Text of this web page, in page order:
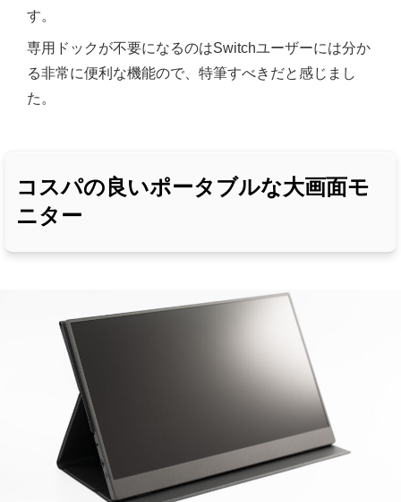
す。
専用ドックが不要になるのはSwitchユーザーには分か
る非常に便利な機能ので、特筆すべきだと感じまし
た。
コスパの良いポータブルな大画面モ
ニター